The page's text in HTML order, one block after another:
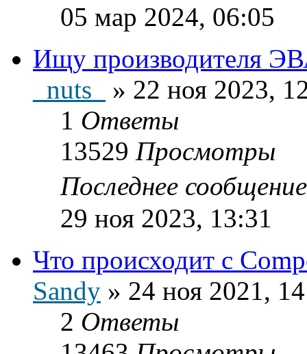
05 мар 2024, 06:05
Ищу производителя
_nuts_
» 22 ноя 2023,
1 Ответы
13529 Просмотры
Последнее
29 ноя 2023, 13:31
Что происходит c
Sandy » 24 ноя 2021,
2 Ответы